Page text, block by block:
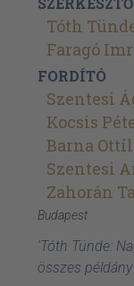
Tóth
Faragó
FORDÍTÓ
Szentesi
Kocsis
Barna
Szentesi
Zahorán
Budapest
'Tóth Tünde:
összes példány